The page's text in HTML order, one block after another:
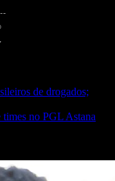
de drogados;
no PGL Astana